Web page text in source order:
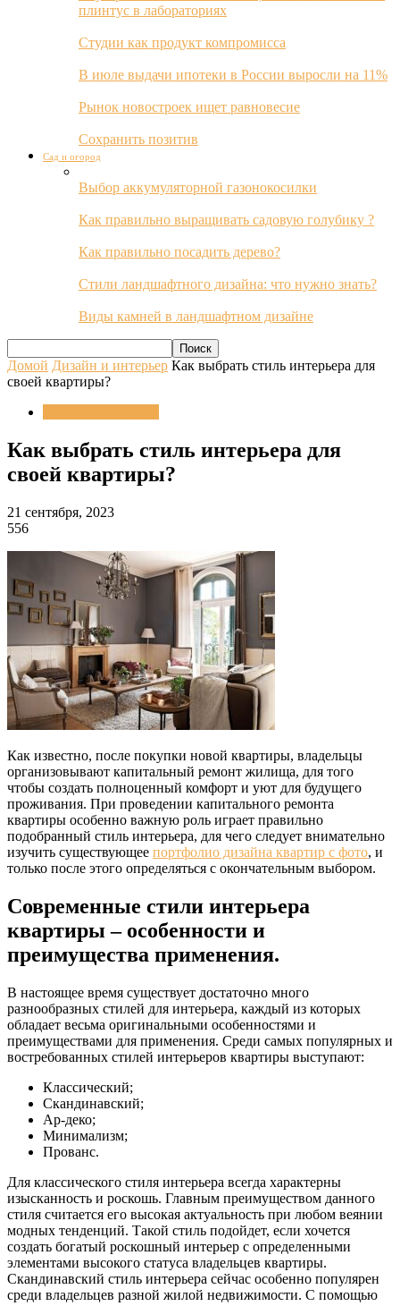
плинтус в лабораториях
Студии как продукт компромисса
В июле выдачи ипотеки в России выросли на 11%
Рынок новостроек ищет равновесие
Сохранить позитив
Сад и огород
Выбор аккумуляторной газонокосилки
Как правильно выращивать садовую голубику ?
Как правильно посадить дерево?
Стили ландшафтного дизайна: что нужно знать?
Виды камней в ландшафтном дизайне
Домой Дизайн и интерьер Как выбрать стиль интерьера для
своей квартиры?
Как выбрать стиль интерьера для
своей квартиры?
21 сентября, 2023
556
Как известно, после покупки новой квартиры, владельцы
организовывают капитальный ремонт жилища, для того
чтобы создать полноценный комфорт и уют для будущего
проживания. При проведении капитального ремонта
квартиры особенно важную роль играет правильно
подобранный стиль интерьера, для чего следует внимательно
изучить существующее портфолио дизайна квартир с фото, и
только после этого определяться с окончательным выбором.
Современные стили интерьера
квартиры – особенности и
преимущества применения.
В настоящее время существует достаточно много
разнообразных стилей для интерьера, каждый из которых
обладает весьма оригинальными особенностями и
преимуществами для применения. Среди самых популярных и
востребованных стилей интерьеров квартиры выступают:
Классический;
Скандинавский;
Ар-деко;
Минимализм;
Прованс.
Для классического стиля интерьера всегда характерны
изысканность и роскошь. Главным преимуществом данного
стиля считается его высокая актуальность при любом веянии
модных тенденций. Такой стиль подойдет, если хочется
создать богатый роскошный интерьер с определенными
элементами высокого статуса владельцев квартиры.
Скандинавский стиль интерьера сейчас особенно популярен
среди владельцев разной жилой недвижимости. С помощью